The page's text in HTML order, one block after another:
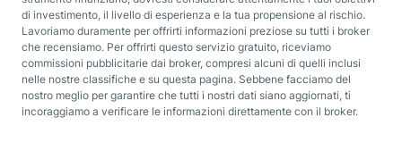
di investimento, il livello di esperienza e la tua propensione al rischio.
Lavoriamo duramente per offrirti informazioni preziose su tutti i broker
che recensiamo. Per offrirti questo servizio gratuito, riceviamo
commissioni pubblicitarie dai broker, compresi alcuni di quelli inclusi
nelle nostre classifiche e su questa pagina. Sebbene facciamo del
nostro meglio per garantire che tutti i nostri dati siano aggiornati, ti
incoraggiamo a verificare le informazioni direttamente con il broker.